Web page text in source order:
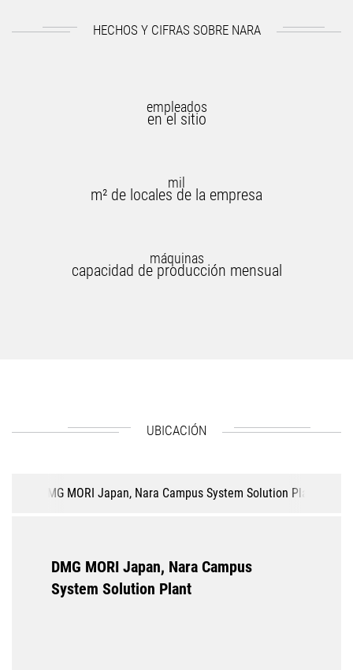
HECHOS Y CIFRAS SOBRE NARA
empleados
en el sitio
mil
m² de locales de la empresa
máquinas
capacidad de producción mensual
UBICACIÓN
DMG MORI Japan, Nara Campus System Solution Plant
DMG MORI Japan, Nara Campus
System Solution Plant